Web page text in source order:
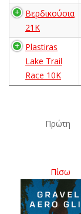
Βερδικούσια
21Κ
Plastiras
Lake Trail
Race 10K
Πρώτη
Πίσω